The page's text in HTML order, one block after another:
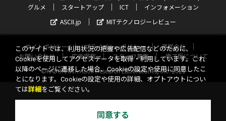
グルメ
スタートアップ ICT
インフォメーション
ASCII.jp
MITテクノロジーレビュー
サイトポリシー プライバシーポリシー
運営会社
お問い合わせ
広告掲載 スタッフ募集
電子版について
©KADOKAWA ASCII Research Laboratories, Inc. 2026
このサイトでは、利用状況の把握や広告配信などのために、
Cookieを使用してアクセスデータを取得・利用しています。これ
以降のページに遷移した場合、Cookieの設定や使用に同意したこ
とになります。Cookieの設定や使用の詳細、オプトアウトについ
ては詳細 をご覧ください。
同意する